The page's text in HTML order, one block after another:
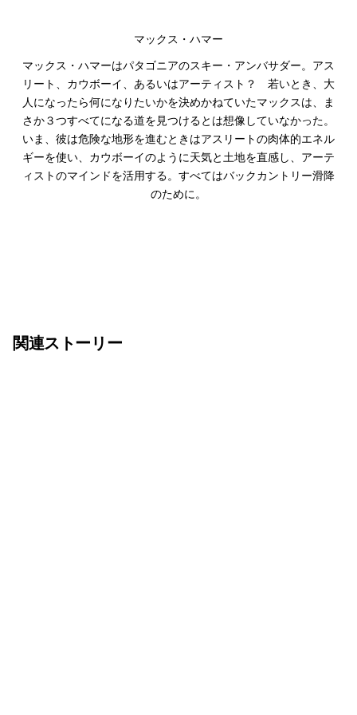
マックス・ハマー
マックス・ハマーはパタゴニアのスキー・アンバサダー。アス
リート、カウボーイ、あるいはアーティスト？ 若いとき、大
人になったら何になりたいかを決めかねていたマックスは、ま
さか３つすべてになる道を見つけるとは想像していなかった。
いま、彼は危険な地形を進むときはアスリートの肉体的エネル
ギーを使い、カウボーイのように天気と土地を直感し、アーテ
ィストのマインドを活用する。すべてはバックカントリー滑降
のために。
関連ストーリー